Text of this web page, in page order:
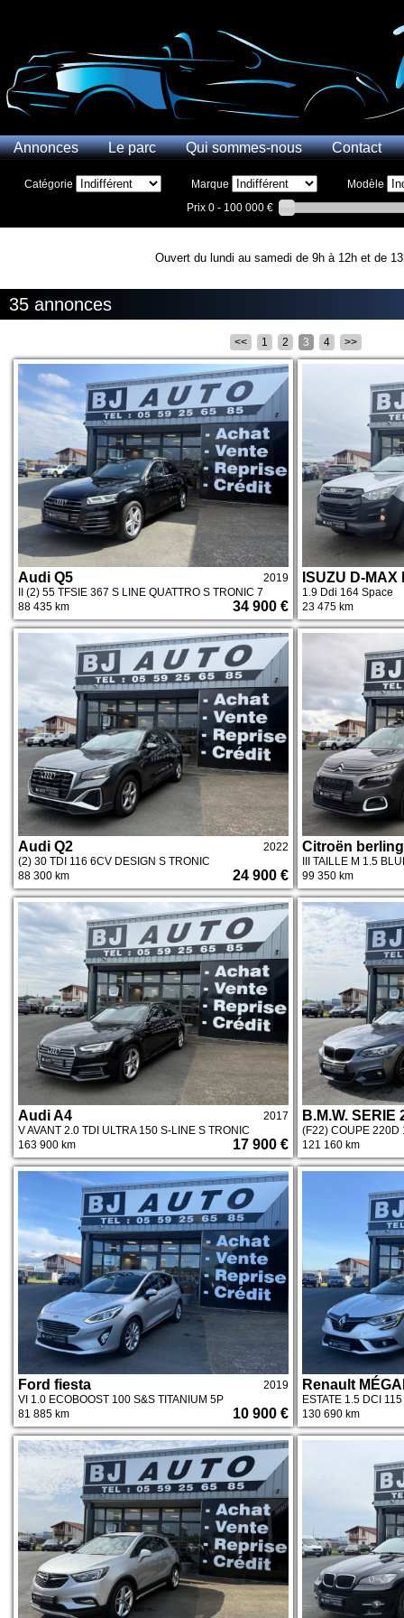
Annonces Le parc Qui sommes-nous Contact
Catégorie Marque
Modèle
Prix 0 - 100 000 €
Ouvert du lundi au samedi de 9h à 12h et de
35 annonces
<< 1 2 3 4 >>
Audi Q5
2019
II (2) 55 TFSIE 367 S LINE QUATTRO S TRONIC 7
88 435 km
34 900 €
ISUZU D-MAX
1.9 Ddi 164 Space
23 475 km
Audi Q2
2022
(2) 30 TDI 116 6CV DESIGN S TRONIC
88 300 km
24 900 €
Citroën
III TAILLE M 1.5
99 350 km
Audi A4
2017
V AVANT 2.0 TDI ULTRA 150 S-LINE S TRONIC
163 900 km
17 900 €
B.M.W. SERIE
(F22) COUPE 220D
121 160 km
Ford fiesta
2019
VI 1.0 ECOBOOST 100 S&S TITANIUM 5P
81 885 km
10 900 €
Renault
ESTATE 1.5 DCI
130 690 km